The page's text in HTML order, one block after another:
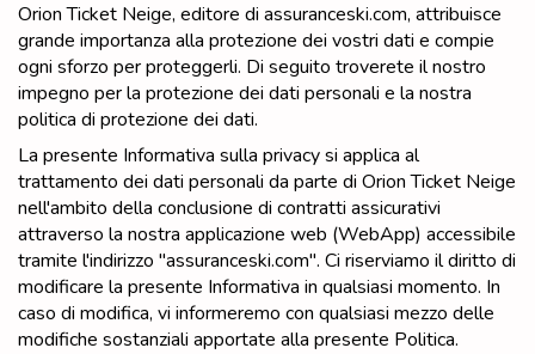
Orion Ticket Neige, editore di assuranceski.com, attribuisce
grande importanza alla protezione dei vostri dati e compie
ogni sforzo per proteggerli. Di seguito troverete il nostro
impegno per la protezione dei dati personali e la nostra
politica di protezione dei dati.
La presente Informativa sulla privacy si applica al
trattamento dei dati personali da parte di Orion Ticket Neige
nell'ambito della conclusione di contratti assicurativi
attraverso la nostra applicazione web (WebApp) accessibile
tramite l'indirizzo "assuranceski.com". Ci riserviamo il diritto di
modificare la presente Informativa in qualsiasi momento. In
caso di modifica, vi informeremo con qualsiasi mezzo delle
modifiche sostanziali apportate alla presente Politica.